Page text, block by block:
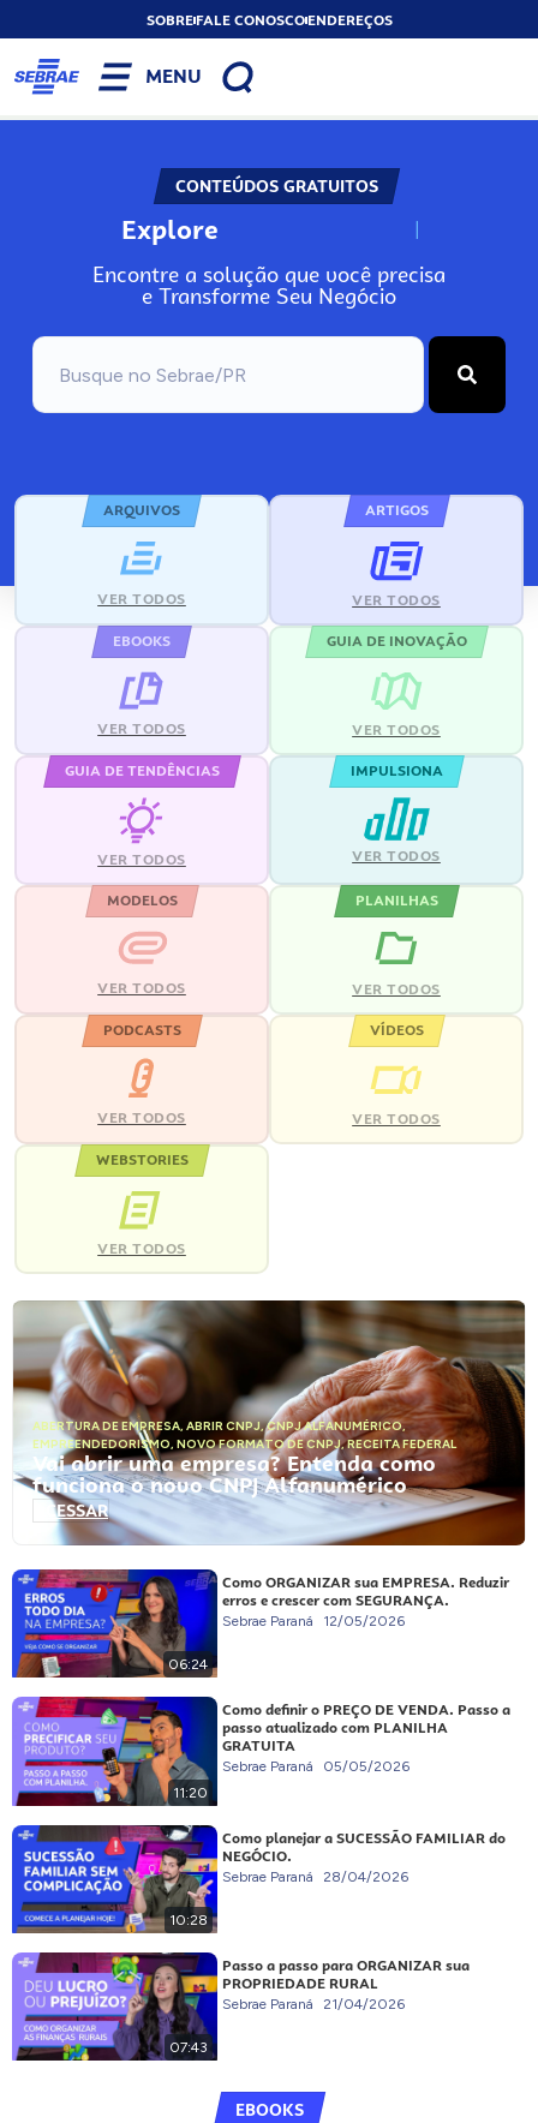
SOBREFALE CONOSCOENDEREÇOS
MENU
CONTEÚDOS GRATUITOS
Explore N
Encontre a solução que você precisa
e Transforme Seu Negócio
ARQUIVOS
VER TODOS
ARTIGOS
VER TODOS
EBOOKS
VER TODOS
GUIA DE INOVAÇÃO
VER TODOS
GUIA DE TENDÊNCIAS
VER TODOS
IMPULSIONA
VER TODOS
MODELOS
VER TODOS
PLANILHAS
VER TODOS
PODCASTS
VER TODOS
VÍDEOS
VER TODOS
WEBSTORIES
VER TODOS
ABERTURA DE EMPRESA, ABRIR CNPJ,CNPJ ALFANUMÉRICO,
EMPREENDEDORISMO, NOVO FORMATO DE CNPJ,RECEITA FEDERAL
Vai abrir uma empresa? Entenda como
funciona o novo CNPJ Alfanumérico
ACESSAR
06:24
Como ORGANIZAR sua EMPRESA. Reduzir
erros e crescer com SEGURANÇA.
Sebrae Paraná 12/05/2026
11:20
Como definir o PREÇO DE VENDA. Passo a
passo atualizado com PLANILHA
GRATUITA
Sebrae Paraná 05/05/2026
10:28
Como planejar a SUCESSÃO FAMILIAR do
NEGÓCIO.
Sebrae Paraná 28/04/2026
07:43
Passo a passo para ORGANIZAR sua
PROPRIEDADE RURAL
Sebrae Paraná 21/04/2026
EBOOKS